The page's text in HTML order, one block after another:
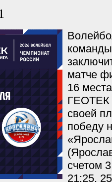
матче
16
ГЕОТЕК
своей
победу
счетом
21:25,